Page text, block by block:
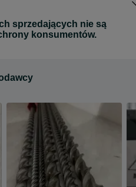
sprzedających nie są
konsumentów.